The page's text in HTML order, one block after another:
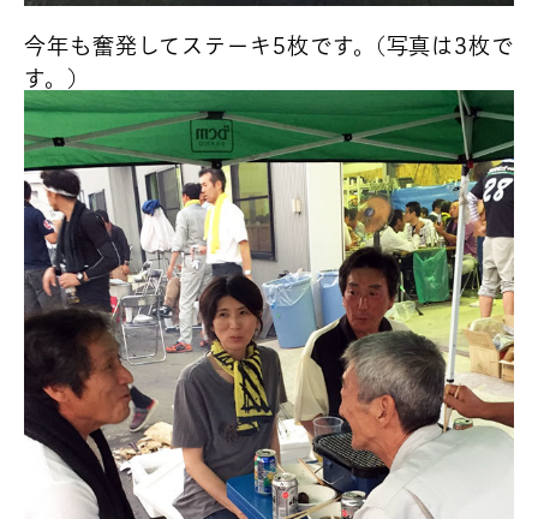
今年も奮発してステーキ5枚です。(写真は3枚で
す。)